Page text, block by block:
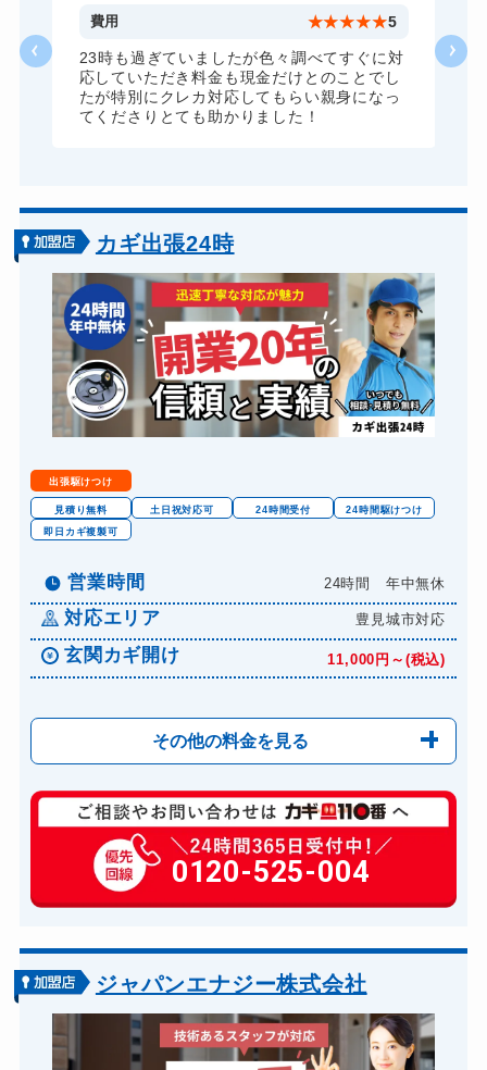
8,800円～(税込)
10,780円～(税込)
ドアノブカギ作成 8,800円～(税込)
ドアノブカギ交換
費用 ★★★★★5
23時も過ぎていましたが色々調べてすぐに対
応していただき料金も現金だけとのことでし
たが特別にクレカ対応してもらい親身になっ
てくださりとても助かりました！
カギ出張24時
出張駆けつけ
見積り無料 土日祝対応可 24時間受付
24時間駆けつけ
即日カギ複製可
営業時間 24時間 年中無休
対応エリア 豊見城市対応
玄関カギ開け 11,000円～(税込)
その他の料金を見る
玄関カギ修理 6,600円～(税込)
玄関カギ作成 14,300円～(税込)
玄関カギ交換 14,300円～(税込)
バイクカギ開け 13,200円～(税込)
バイクカギ作成 16,500円～(税込)
スーツケースカギ開け 8,800円～(税込)
0120-525-004
ジャパンエナジー株式会社